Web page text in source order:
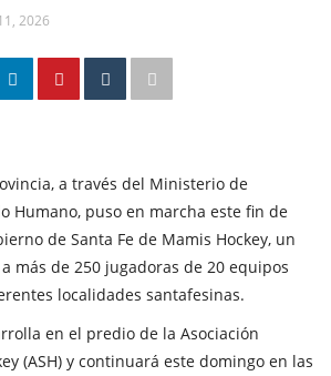
2026
a través del Ministerio de
Humano, puso en marcha este fin de
de Santa Fe de Mamis Hockey, un
más de 250 jugadoras de 20 equipos
localidades santafesinas.
en el predio de la Asociación
(ASH) y continuará este domingo en las